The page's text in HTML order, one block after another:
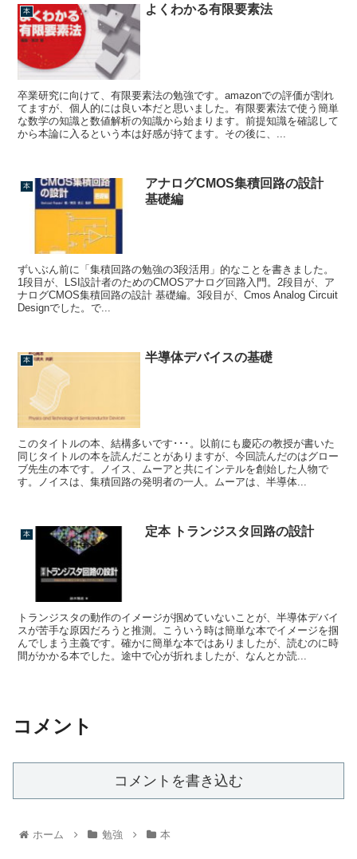
本 よくわかる有限要素法
卒業研究に向けて、有限要素法の勉強です。amazonでの評価が割れ
てますが、個人的には良い本だと思いました。有限要素法で使う簡単
な数学の知識と数値解析の知識から始まります。前提知識を確認して
から本論に入るという本は好感が持てます。その後に、...
本
アナログCMOS集積回路の設計
基礎編
ずいぶん前に「集積回路の勉強の3段活用」的なことを書きました。
1段目が、LSI設計者のためのCMOSアナログ回路入門。2段目が、ア
ナログCMOS集積回路の設計 基礎編。3段目が、Cmos Analog Circuit
Designでした。で...
本 半導体デバイスの基礎
このタイトルの本、結構多いです･･･。以前にも慶応の教授が書いた
同じタイトルの本を読んだことがありますが、今回読んだのはグロー
ブ先生の本です。ノイス、ムーアと共にインテルを創始した人物で
す。ノイスは、集積回路の発明者の一人。ムーアは、半導体...
本 定本 トランジスタ回路の設計
トランジスタの動作のイメージが掴めていないことが、半導体デバイ
スが苦手な原因だろうと推測。こういう時は簡単な本でイメージを掴
んでしまう主義です。確かに簡単な本ではありましたが、読むのに時
間がかかる本でした。途中で心が折れましたが、なんとか読...
コメント
コメントを書き込む
ホーム 勉強 本